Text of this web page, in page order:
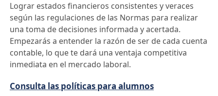
Lograr estados financieros consistentes y veraces
según las regulaciones de las Normas para realizar
una toma de decisiones informada y acertada.
Empezarás a entender la razón de ser de cada cuenta
contable, lo que te dará una ventaja competitiva
inmediata en el mercado laboral.
Consulta las políticas para alumnos